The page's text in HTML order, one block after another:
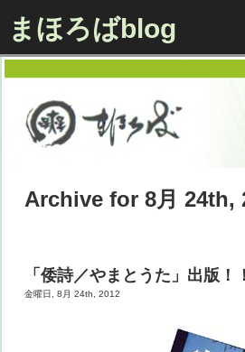
まほろばblog
Archive for 8月 24th,
「倭詩／やまとうた」出版！
金曜日, 8月 24th, 2012